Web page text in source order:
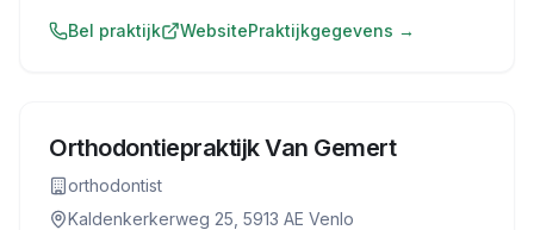
Bel praktijk WebsitePraktijkgegevens →
Orthodontiepraktijk Van Gemert
orthodontist
Kaldenkerkerweg 25, 5913 AE Venlo